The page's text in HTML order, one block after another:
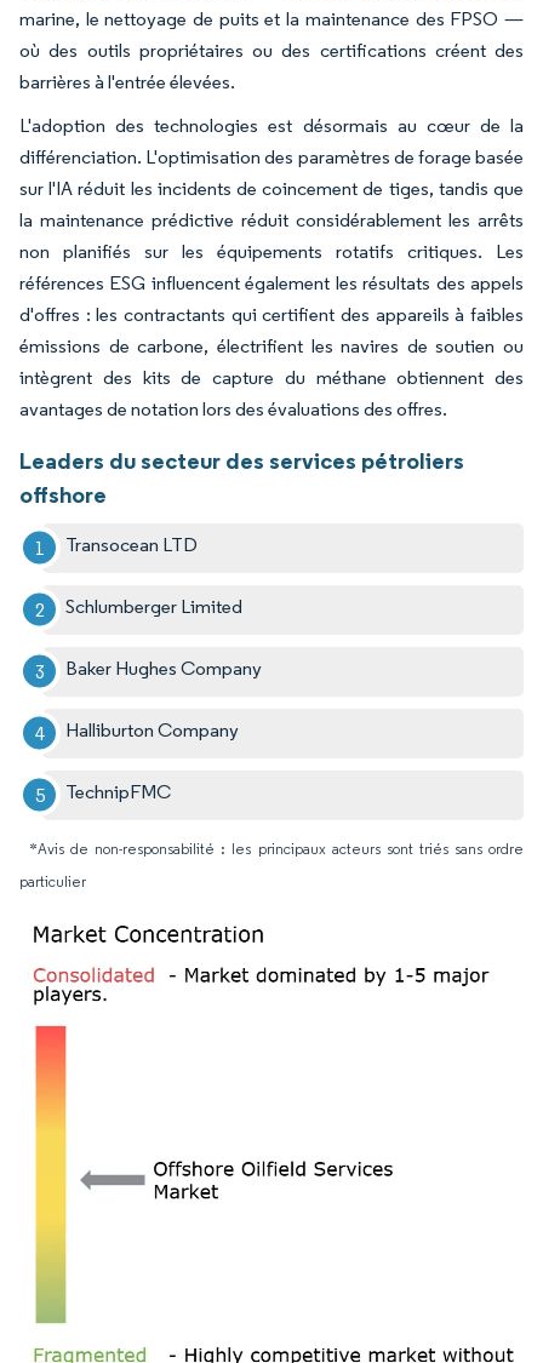
marine, le nettoyage de puits et la maintenance des FPSO —
où des outils propriétaires ou des certifications créent des
barrières à l'entrée élevées.
L'adoption des technologies est désormais au cœur de la
différenciation. L'optimisation des paramètres de forage basée
sur l'IA réduit les incidents de coincement de tiges, tandis que
la maintenance prédictive réduit considérablement les arrêts
non planifiés sur les équipements rotatifs critiques. Les
références ESG influencent également les résultats des appels
d'offres : les contractants qui certifient des appareils à faibles
émissions de carbone, électrifient les navires de soutien ou
intègrent des kits de capture du méthane obtiennent des
avantages de notation lors des évaluations des offres.
Leaders du secteur des services pétroliers
offshore
Transocean LTD
Schlumberger Limited
Baker Hughes Company
Halliburton Company
TechnipFMC
*Avis de non-responsabilité : les principaux acteurs sont triés sans ordre
particulier